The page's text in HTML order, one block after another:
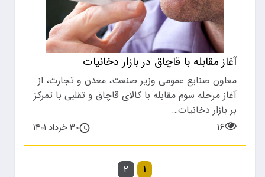
آغاز مقابله با قاچاق در بازار دخانیات
معاون صنایع عمومی وزیر صنعت، معدن و تجارت، از
آغاز مرحله سوم مقابله با کالای قاچاق و تقلبی با تمرکز
بر بازار دخانیات…
۱۶
۳۰ خرداد ۱۴۰۱
۱ ۲